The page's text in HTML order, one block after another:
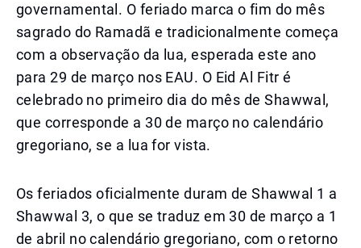
governamental. O feriado marca o fim do mês
sagrado do Ramadã e tradicionalmente começa
com a observação da lua, esperada este ano
para 29 de março nos EAU. O Eid Al Fitr é
celebrado no primeiro dia do mês de Shawwal,
que corresponde a 30 de março no calendário
gregoriano, se a lua for vista.
Os feriados oficialmente duram de Shawwal 1 a
Shawwal 3, o que se traduz em 30 de março a 1
de abril no calendário gregoriano, com o retorno